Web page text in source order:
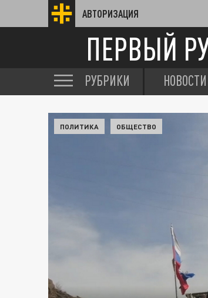
АВТОРИЗАЦИЯ
ПЕРВЫЙ
РУБРИКИ НОВОСТИ
ПОЛИТИКА ОБЩЕСТВО